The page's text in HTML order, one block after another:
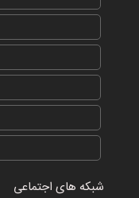
شبکه های اجتماعی